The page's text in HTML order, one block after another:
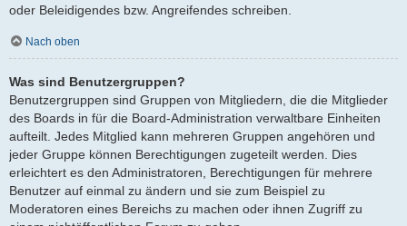
oder Beleidigendes bzw. Angreifendes schreiben.
Nach oben
Was sind Benutzergruppen?
Benutzergruppen sind Gruppen von Mitgliedern, die die Mitglieder
des Boards in für die Board-Administration verwaltbare Einheiten
aufteilt. Jedes Mitglied kann mehreren Gruppen angehören und
jeder Gruppe können Berechtigungen zugeteilt werden. Dies
erleichtert es den Administratoren, Berechtigungen für mehrere
Benutzer auf einmal zu ändern und sie zum Beispiel zu
Moderatoren eines Bereichs zu machen oder ihnen Zugriff zu